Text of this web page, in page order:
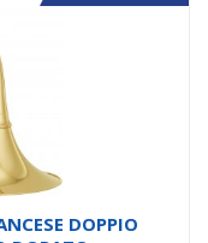
DOPPIO